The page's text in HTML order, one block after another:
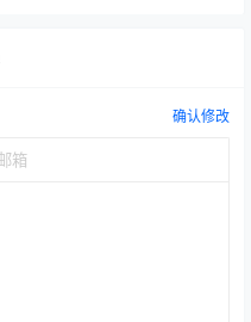
确认修改